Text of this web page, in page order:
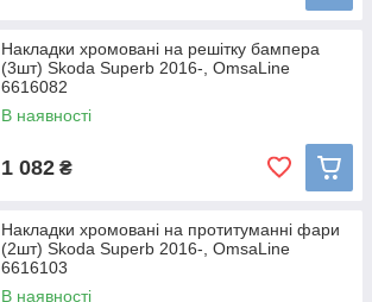
Накладки хромовані на решітку бампера
(3шт) Skoda Superb 2016-, OmsaLine
6616082
В наявності
1 082 ₴
Накладки хромовані на протитуманні фари
(2шт) Skoda Superb 2016-, OmsaLine
6616103
В наявності